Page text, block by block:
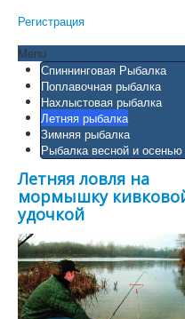
Регистрация
Menu
Спиннинговая Рыбалка
Поплавочная рыбалка
Нахлыстовая рыбалка
Летняя рыбалка
Зимняя рыбалка
Рыбалка весной и осенью
Летняя ловля на
мормышку
удочкой